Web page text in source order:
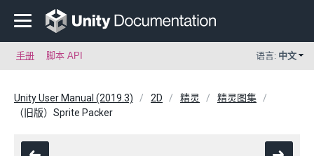
手册 脚本 API 语言: 中文
Unity User Manual (2019.3) 2D 精灵
精灵图集
（旧版）Sprite Packer